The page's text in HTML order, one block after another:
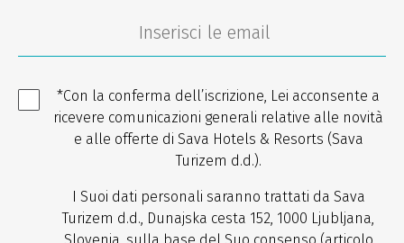
*Con la conferma dell’iscrizione, Lei acconsente a
ricevere comunicazioni generali relative alle novità
e alle offerte di Sava Hotels & Resorts (Sava
Turizem d.d.).
I Suoi dati personali saranno trattati da Sava
Turizem d.d., Dunajska cesta 152, 1000 Ljubljana,